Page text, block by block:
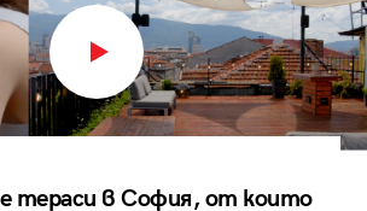
тераси в София, от които